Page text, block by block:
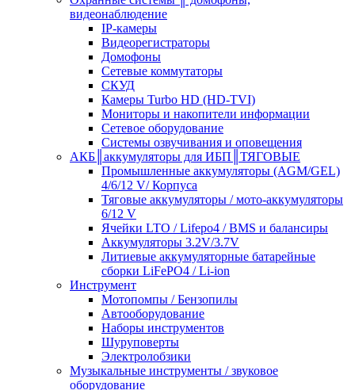
видеонаблюдение
IP-камеры
Видеорегистраторы
Домофоны
Сетевые коммутаторы
СКУД
Камеры Turbo HD (HD-TVI)
Мониторы и накопители информации
Сетевое оборудование
Системы озвучивания и оповещения
АКБ║аккумуляторы для ИБП║ТЯГОВЫЕ
Промышленные аккумуляторы (AGM/GEL)
4/6/12 V/ Корпуса
Тяговые аккумуляторы / мото-аккумуляторы
6/12 V
Ячейки LTO / Lifepo4 / BMS и балансиры
Аккумуляторы 3.2V/3.7V
Литиевые аккумуляторные батарейные
сборки LiFePO4 / Li-ion
Инструмент
Мотопомпы / Бензопилы
Автооборудование
Наборы инструментов
Шуруповерты
Электролобзики
Музыкальные инструменты / звуковое
оборудование